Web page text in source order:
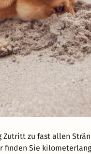
Zutritt zu fast allen
finden Sie